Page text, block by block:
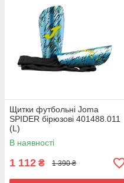
Щитки футбольні Joma
SPIDER бірюзові 401488.011
(L)
В наявності
1 112 ₴ 1 390 ₴